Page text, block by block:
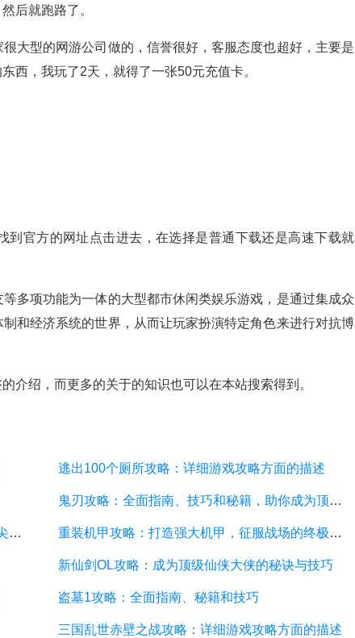
后就跑路了。
大型的网游公司做的，信誉很好，客服态度也超好，主要是
西，我玩了2天，就得了一张50元充值卡。
到官方的网址点击进去，在选择是普通下载还是高速下载就
多项功能为一体的大型都市休闲类娱乐游戏，是通过集成众
和经济系统的世界，从而让玩家扮演特定角色来进行对抗博
介绍，而更多的关于的知识也可以在本站搜索得到。
逃出100个厕所攻略：详细游戏攻略方面的描述
鬼刃攻略：全面指南、技巧和秘籍，助你成为顶尖玩家
神魔幻境攻略：探索无尽的魔幻世界，成为顶尖玩家 重装机甲攻略：打造强大机甲，征服战场的终极指南
新仙剑OL攻略：成为顶级仙侠大侠的秘诀与技巧
盗墓1攻略：全面指南、秘籍和技巧
三国乱世赤壁之战攻略：详细游戏攻略方面的描述